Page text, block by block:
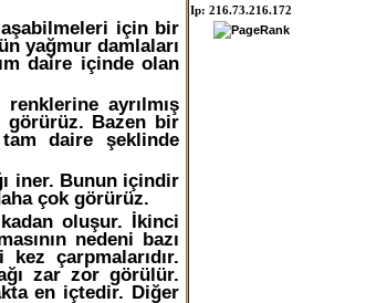
için bir
yağmur damlaları
daire içinde olan
ayrılmış
görürüz. Bazen bir
tam daire şeklinde
iner. Bunun içindir
çok görürüz.
oluşur. İkinci
nedeni bazı
çarpmalarıdır.
zar zor görülür.
en içtedir. Diğer
Ip: 216.73.216.172